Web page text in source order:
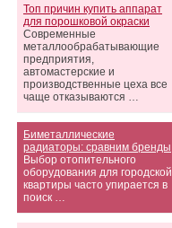
Топ причин купить аппарат
для порошковой окраски
Современные
металлообрабатывающие
предприятия,
автомастерские и
производственные цеха все
чаще отказываются …
Биметаллические
радиаторы: сравним бренды
Выбор отопительного
оборудования для городской
квартиры часто упирается в
поиск …